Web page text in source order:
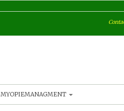
MYOPIEMANAGMENT